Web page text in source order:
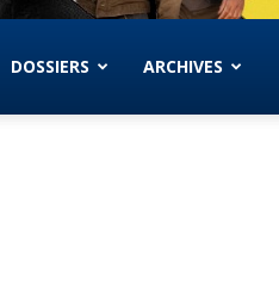
DOSSIERS ARCHIVES